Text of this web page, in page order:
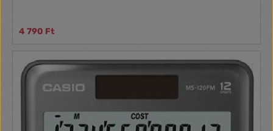
4 790 Ft